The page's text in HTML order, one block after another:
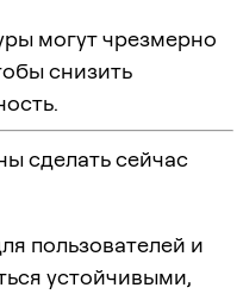
могут чрезмерно
снизить
сделать сейчас
пользователей и
устойчивыми,